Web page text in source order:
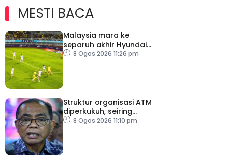
MESTI BACA
Malaysia mara ke
separuh akhir Hyundai
ASEAN Cup
8 Ogos 2026 11:26 pm
Struktur organisasi ATM
diperkukuh, seiring
pemodenan aset
8 Ogos 2026 11:10 pm